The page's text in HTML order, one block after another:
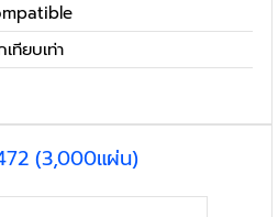
ทียบเท่า
(3,000แผ่น)